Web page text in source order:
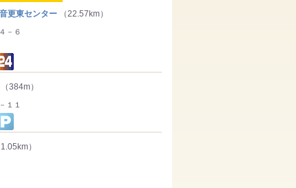
東センター （22.57km）
－６
（384m）
１１
1.05km）